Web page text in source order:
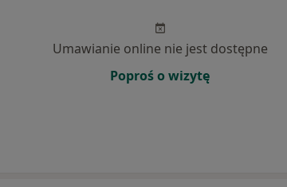
Umawianie online nie jest dostępne
Poproś o wizytę